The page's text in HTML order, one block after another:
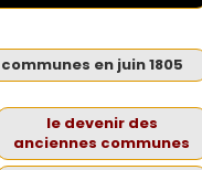
en juin 1805
le devenir des
anciennes communes